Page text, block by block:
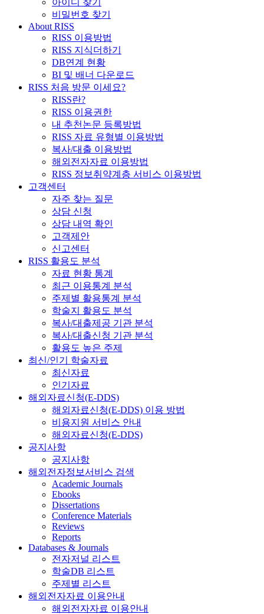
비밀번호 찾기
About RISS
RISS 이용방법
RISS 지식더하기
DB연계 현황
BI 및 배너 다운로드
RISS 처음 방문 이세요?
RISS란?
RISS 이용권한
내 추천논문 등록방법
RISS 자료 유형별 이용방법
복사/대출 이용방법
해외전자자료 이용방법
RISS 정보취약계층 서비스 이용방법
고객센터
자주 찾는 질문
상담 신청
상담 내역 확인
고객제안
신고센터
RISS 활용도 분석
자료 현황 통계
최근 이용통계 분석
주제별 활용통계 분석
학술지 활용도 분석
복사/대출제공 기관 분석
복사/대출신청 기관 분석
활용도 높은 주제
최신/인기 학술자료
최신자료
인기자료
해외자료신청(E-DDS)
해외자료신청(E-DDS) 이용 방법
비용지원 서비스 안내
해외자료신청(E-DDS)
공지사항
공지사항
해외전자정보서비스 검색
Academic Journals
Ebooks
Dissertations
Conference Materials
Reviews
Reports
Databases & Journals
전자저널 리스트
학술DB 리스트
주제별 리스트
해외전자자료 이용안내
해외전자자료 이용안내